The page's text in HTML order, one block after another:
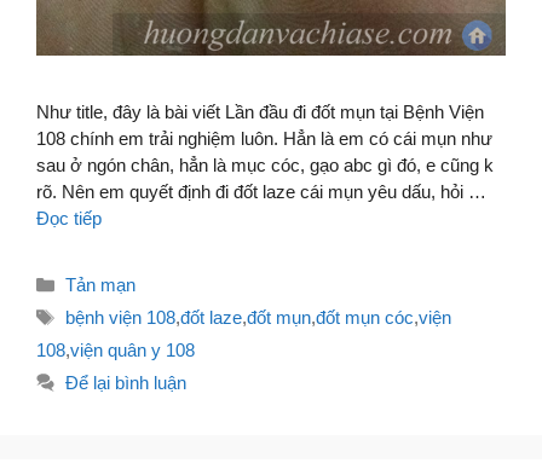
Như title, đây là bài viết Lần đầu đi đốt mụn tại Bệnh Viện
108 chính em trải nghiệm luôn. Hẳn là em có cái mụn như
sau ở ngón chân, hẳn là mục cóc, gạo abc gì đó, e cũng k
rõ. Nên em quyết định đi đốt laze cái mụn yêu dấu, hỏi …
Đọc tiếp
Danh
mục
Tản mạn
Thẻ
bệnh viện 108,đốt laze,đốt mụn,đốt mụn cóc,viện
108,viện quân y 108
Để lại bình luận